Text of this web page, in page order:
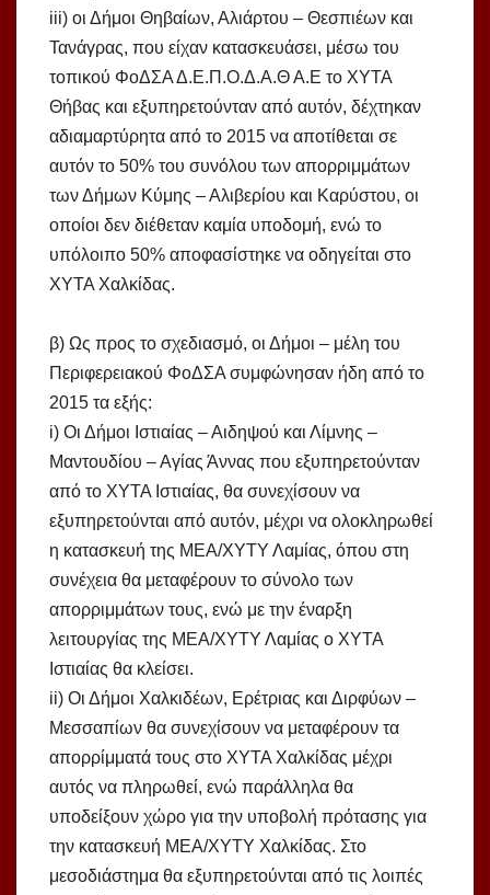
iii) οι Δήμοι Θηβαίων, Αλιάρτου – Θεσπιέων και
Τανάγρας, που είχαν κατασκευάσει, μέσω του
τοπικού ΦοΔΣΑ Δ.Ε.Π.Ο.Δ.Α.Θ Α.Ε το ΧΥΤΑ
Θήβας και εξυπηρετούνταν από αυτόν, δέχτηκαν
αδιαμαρτύρητα από το 2015 να αποτίθεται σε
αυτόν το 50% του συνόλου των απορριμμάτων
των Δήμων Κύμης – Αλιβερίου και Καρύστου, οι
οποίοι δεν διέθεταν καμία υποδομή, ενώ το
υπόλοιπο 50% αποφασίστηκε να οδηγείται στο
ΧΥΤΑ Χαλκίδας.
β) Ως προς το σχεδιασμό, οι Δήμοι – μέλη του
Περιφερειακού ΦοΔΣΑ συμφώνησαν ήδη από το
2015 τα εξής:
i) Οι Δήμοι Ιστιαίας – Αιδηψού και Λίμνης –
Μαντουδίου – Αγίας Άννας που εξυπηρετούνταν
από το ΧΥΤΑ Ιστιαίας, θα συνεχίσουν να
εξυπηρετούνται από αυτόν, μέχρι να ολοκληρωθεί
η κατασκευή της ΜΕΑ/ΧΥΤΥ Λαμίας, όπου στη
συνέχεια θα μεταφέρουν το σύνολο των
απορριμμάτων τους, ενώ με την έναρξη
λειτουργίας της ΜΕΑ/ΧΥΤΥ Λαμίας ο ΧΥΤΑ
Ιστιαίας θα κλείσει.
ii) Οι Δήμοι Χαλκιδέων, Ερέτριας και Διρφύων –
Μεσσαπίων θα συνεχίσουν να μεταφέρουν τα
απορρίμματά τους στο ΧΥΤΑ Χαλκίδας μέχρι
αυτός να πληρωθεί, ενώ παράλληλα θα
υποδείξουν χώρο για την υποβολή πρότασης για
την κατασκευή ΜΕΑ/ΧΥΤΥ Χαλκίδας. Στο
μεσοδιάστημα θα εξυπηρετούνται από τις λοιπές